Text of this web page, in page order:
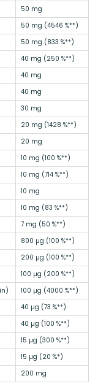
50 mg
50 mg (4546 %**)
50 mg (833 %**)
40 mg (250 %**)
40 mg
40 mg
30 mg
20 mg (1428 %**)
20 mg
10 mg (100 %**)
10 mg (714 %**)
10 mg
10 mg (83 %**)
7 mg (50 %**)
800 µg (100 %**)
200 µg (100 %**)
100 µg (200 %**)
100 µg (4000 %**)
40 µg (73 %**)
40 µg (100 %**)
15 µg (300 %**)
15 µg (20 %*)
200 mg